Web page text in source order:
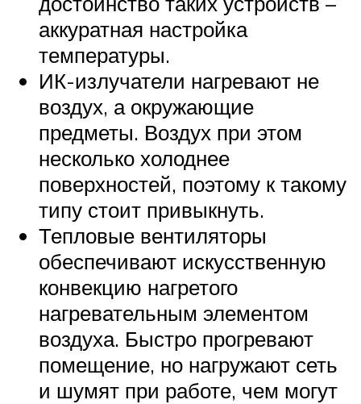
аккуратная настройка
температуры.
ИК-излучатели нагревают не
воздух, а окружающие
предметы. Воздух при этом
несколько холоднее
поверхностей, поэтому к такому
типу стоит привыкнуть.
Тепловые вентиляторы
обеспечивают искусственную
конвекцию нагретого
нагревательным элементом
воздуха. Быстро прогревают
помещение, но нагружают сеть
и шумят при работе, чем могут